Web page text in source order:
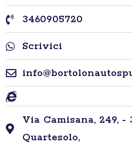
3460905720
Scrivici
Via Camisana, 249,
Quartesolo,